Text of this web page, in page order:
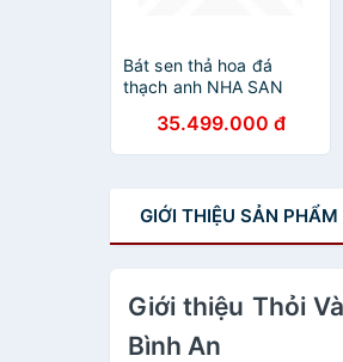
Bát sen thả hoa đá
thạch anh NHA SAN
thuần khiết và thanh
tịnh - 38kg (46.3 x 22
35.499.000 đ
GIỚI THIỆU SẢN PHẨM
Giới thiệu Thỏi
Bình An